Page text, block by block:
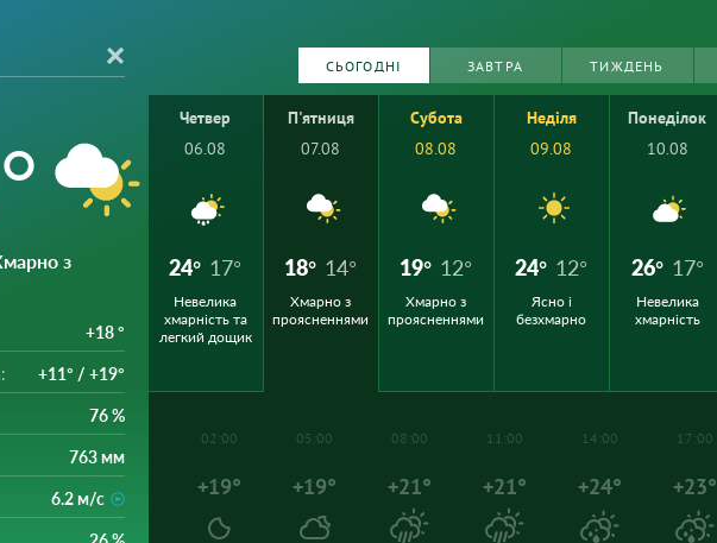
з
+18 °
+11° / +19°
76 %
763 мм
6.2 м/с
СЬОГОДНІ ЗАВТРА ТИЖДЕНЬ
Четвер
06.08
24° 17°
Невелика
хмарність та
легкий дощик
П'ятниця
07.08
18° 14°
Хмарно з
проясненнями
Субота
08.08
19° 12°
Хмарно з
проясненнями
Неділя
09.08
24° 12°
Ясно і
безхмарно
Понеділок
10.08
26° 17°
Невелика
хмарність
02:00
+19°
05:00
+19°
08:00
+21°
11:00
+21°
14:00
+24°
17:00
+23°